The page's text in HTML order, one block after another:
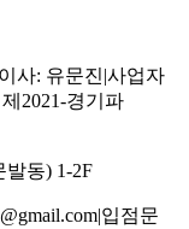
사: 유문진|사업자
제2021-경기파
발동) 1-2F
|입점문